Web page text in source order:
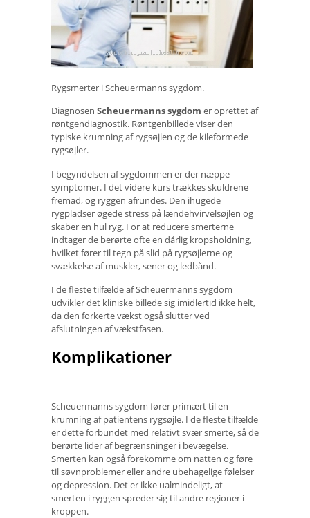
Rygsmerter i Scheuermanns sygdom.
Diagnosen Scheuermanns sygdom er oprettet af
røntgendiagnostik. Røntgenbillede viser den
typiske krumning af rygsøjlen og de kileformede
rygsøjler.
I begyndelsen af ​​sygdommen er der næppe
symptomer. I det videre kurs trækkes skuldrene
fremad, og ryggen afrundes. Den ihugede
rygpladser øgede stress på lændehvirvelsøjlen og
skaber en hul ryg. For at reducere smerterne
indtager de berørte ofte en dårlig kropsholdning,
hvilket fører til tegn på slid på rygsøjlerne og
svækkelse af muskler, sener og ledbånd.
I de fleste tilfælde af Scheuermanns sygdom
udvikler det kliniske billede sig imidlertid ikke helt,
da den forkerte vækst også slutter ved
afslutningen af ​​vækstfasen.
Komplikationer
Scheuermanns sygdom fører primært til en
krumning af patientens rygsøjle. I de fleste tilfælde
er dette forbundet med relativt svær smerte, så de
berørte lider af begrænsninger i bevægelse.
Smerten kan også forekomme om natten og føre
til søvnproblemer eller andre ubehagelige følelser
og depression. Det er ikke ualmindeligt, at
smerten i ryggen spreder sig til andre regioner i
kroppen.